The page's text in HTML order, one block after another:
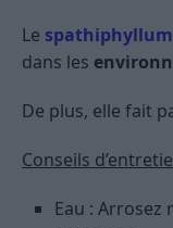
Le spathiphyllum
dans les
De plus, elle fait
Conseils
Eau : Arrosez